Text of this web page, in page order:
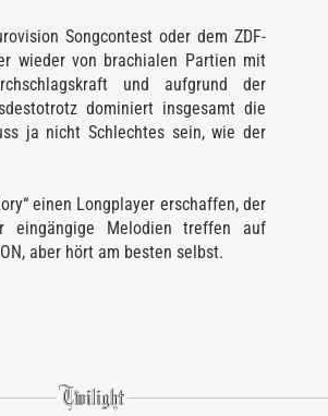
Songcontest oder dem ZDF-
wieder von brachialen Partien mit
und aufgrund der
dominiert insgesamt die
ja nicht Schlechtes sein, wie der
einen Longplayer erschaffen, der
eingängige Melodien treffen auf
aber hört am besten selbst.